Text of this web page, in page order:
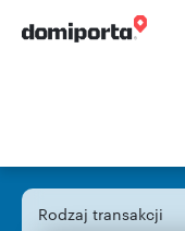
Rodzaj transakcji